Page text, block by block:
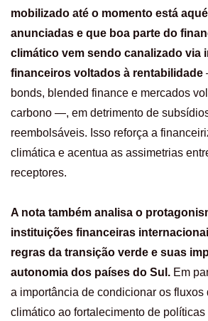
mobilizado até o momento está
anunciadas e que boa parte do
climático vem sendo canalizado via
financeiros voltados à rentabilidade
bonds, blended finance e mercados
carbono —, em detrimento de
reembolsáveis. Isso reforça a
climática e acentua as assimetrias
receptores.
A nota também analisa o
instituições financeiras
regras da transição verde e suas
autonomia dos países do Sul. Em
a importância de condicionar os fluxos
climático ao fortalecimento de